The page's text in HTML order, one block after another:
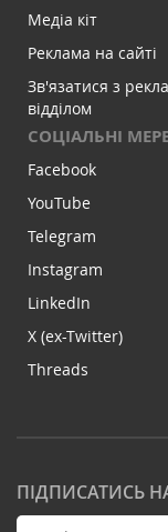
Медіа кіт
Реклама на сайті
Зв'язатися з
відділом
СОЦІАЛЬНІ
Facebook
YouTube
Telegram
Instagram
LinkedIn
X (ex-Twitter)
Threads
ПІДПИСАТИСЬ